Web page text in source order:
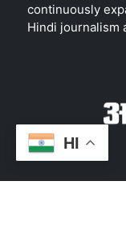
HI
continuously
Hindi journalism